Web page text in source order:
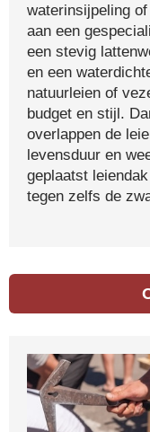
waterinsijpeling
aan een
een stevig
en een
natuurleien of
budget en stijl.
overlappen de
levensduur en
geplaatst
tegen zelfs de